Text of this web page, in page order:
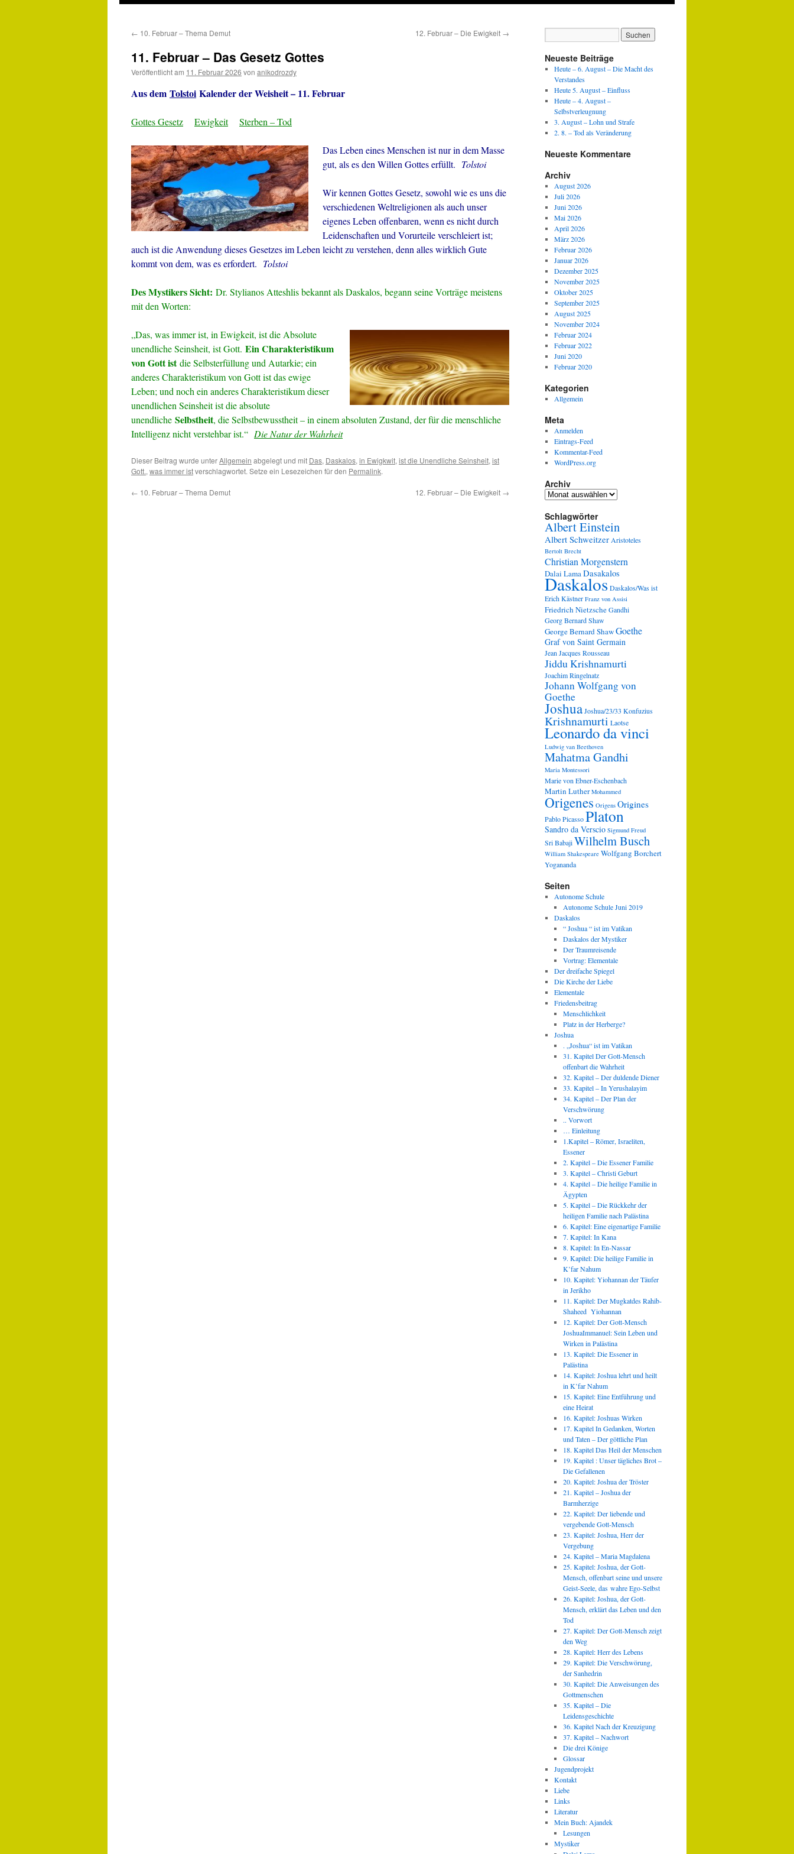
← 10. Februar – Thema Demut 12. Februar – Die Ewigkeit →
11. Februar – Das Gesetz Gottes
Veröffentlicht am 11. Februar 2026 von anikodrozdy
Aus dem Tolstoi Kalender der Weisheit – 11. Februar
Gottes Gesetz Ewigkeit Sterben – Tod
Das Leben eines Menschen ist nur in dem Masse
gut, als es den Willen Gottes erfüllt. Tolstoi
Wir kennen Gottes Gesetz, sowohl wie es uns die
verschiedenen Weltreligionen als auch unser
eigenes Leben offenbaren, wenn es nicht durch
Leidenschaften und Vorurteile verschleiert ist;
auch ist die Anwendung dieses Gesetzes im Leben leicht zu verstehen, denn alles wirklich Gute
kommt von dem, was es erfordert. Tolstoi
Des Mystikers Sicht: Dr. Stylianos Atteshlis bekannt als Daskalos, begann seine Vorträge meistens
mit den Worten:
„Das, was immer ist, in Ewigkeit, ist die Absolute
unendliche Seinsheit, ist Gott. Ein Charakteristikum
von Gott istdie Selbsterfüllung und Autarkie; ein
anderes Charakteristikum von Gott ist das ewige
Leben; und noch ein anderes Charakteristikum dieser
unendlichen Seinsheit ist die absolute
unendliche Selbstheit, die Selbstbewusstheit – in einem absoluten Zustand, der für die menschliche
Intelligenz nicht verstehbar ist.“ Die Natur der Wahrheit
Dieser Beitrag wurde unterAllgemein abgelegt und mit Das, Daskalos, in Ewigkwit, ist die Unendliche Seinsheit, ist
Gott., was immer istverschlagwortet. Setze ein Lesezeichen für den Permalink.
← 10. Februar – Thema Demut 12. Februar – Die Ewigkeit →
Neueste Beiträge
Heute – 6. August – Die Macht des
Verstandes
Heute 5. August – Einfluss
Heute – 4. August –
Selbstverleugnung
3. August – Lohn und Strafe
2. 8. – Tod als Veränderung
Neueste Kommentare
Archiv
August 2026
Juli 2026
Juni 2026
Mai 2026
April 2026
März 2026
Februar 2026
Januar 2026
Dezember 2025
November 2025
Oktober 2025
September 2025
August 2025
November 2024
Februar 2024
Februar 2022
Juni 2020
Februar 2020
Kategorien
Allgemein
Meta
Anmelden
Eintrags-Feed
Kommentar-Feed
WordPress.org
Archiv
Archiv
Schlagwörter
Albert Einstein
Albert Schweitzer Aristoteles
Bertolt Brecht
Christian Morgenstern
Dalai LamaDasakalos
DaskalosDaskalos/Was ist
Erich Kästner Franz von Assisi
Friedrich NietzscheGandhi
Georg Bernard Shaw
George Bernard ShawGoethe
Graf von Saint Germain
Jean Jacques Rousseau
Jiddu Krishnamurti
Joachim Ringelnatz
Johann Wolfgang von
Goethe
JoshuaJoshua/23/33 Konfuzius
Krishnamurti Laotse
Leonardo da vinci
Ludwig van Beethoven
Mahatma Gandhi
Maria Montessori
Marie von Ebner-Eschenbach
Martin Luther Mohammed
Origenes Origens Origines
Pablo PicassoPlaton
Sandro da Verscio Sigmund Freud
Sri BabajiWilhelm Busch
William Shakespeare Wolfgang Borchert
Yogananda
Seiten
Autonome Schule
Autonome Schule Juni 2019
Daskalos
“ Joshua “ ist im Vatikan
Daskalos der Mystiker
Der Traumreisende
Vortrag: Elementale
Der dreifache Spiegel
Die Kirche der Liebe
Elementale
Friedensbeitrag
Menschlichkeit
Platz in der Herberge?
Joshua
. „Joshua“ ist im Vatikan
31. Kapitel Der Gott-Mensch
offenbart die Wahrheit
32. Kapitel – Der duldende Diener
33. Kapitel – In Yerushalayim
34. Kapitel – Der Plan der
Verschwörung
.. Vorwort
… Einleitung
1.Kapitel – Römer, Israeliten,
Essener
2. Kapitel – Die Essener Familie
3. Kapitel – Christi Geburt
4. Kapitel – Die heilige Familie in
Ägypten
5. Kapitel – Die Rückkehr der
heiligen Familie nach Palästina
6. Kapitel: Eine eigenartige Familie
7. Kapitel: In Kana
8. Kapitel: In En-Nassar
9. Kapitel: Die heilige Familie in
K’far Nahum
10. Kapitel: Yiohannan der Täufer
in Jerikho
11. Kapitel: Der Mugkatdes Rahib-
Shaheed Yiohannan
12. Kapitel: Der Gott-Mensch
JoshuaImmanuel: Sein Leben und
Wirken in Palästina
13. Kapitel: Die Essener in
Palästina
14. Kapitel: Joshua lehrt und heilt
in K’far Nahum
15. Kapitel: Eine Entführung und
eine Heirat
16. Kapitel: Joshuas Wirken
17. Kapitel In Gedanken, Worten
und Taten – Der göttliche Plan
18. Kapitel Das Heil der Menschen
19. Kapitel : Unser tägliches Brot –
Die Gefallenen
20. Kapitel: Joshua der Tröster
21. Kapitel – Joshua der
Barmherzige
22. Kapitel: Der liebende und
vergebende Gott-Mensch
23. Kapitel: Joshua, Herr der
Vergebung
24. Kapitel – Maria Magdalena
25. Kapitel: Joshua, der Gott-
Mensch, offenbart seine und unsere
Geist-Seele, das wahre Ego-Selbst
26. Kapitel: Joshua, der Gott-
Mensch, erklärt das Leben und den
Tod
27. Kapitel: Der Gott-Mensch zeigt
den Weg
28. Kapitel: Herr des Lebens
29. Kapitel: Die Verschwörung,
der Sanhedrin
30. Kapitel: Die Anweisungen des
Gottmenschen
35. Kapitel – Die
Leidensgeschichte
36. Kapitel Nach der Kreuzigung
37. Kapitel – Nachwort
Die drei Könige
Glossar
Jugendprojekt
Kontakt
Liebe
Links
Literatur
Mein Buch: Ajandek
Lesungen
Mystiker